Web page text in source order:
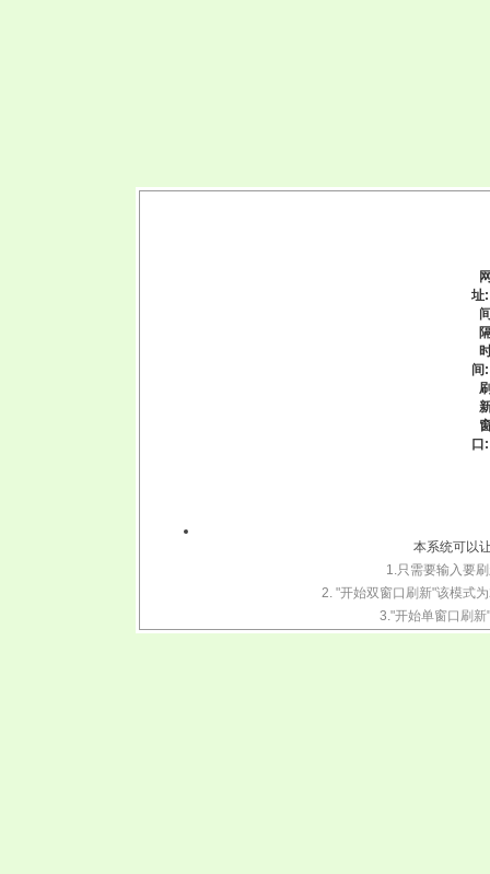
址
间
口
本系统可以
1.只需要输入要
2. "开始双窗口刷新"该模式
3."开始单窗口刷